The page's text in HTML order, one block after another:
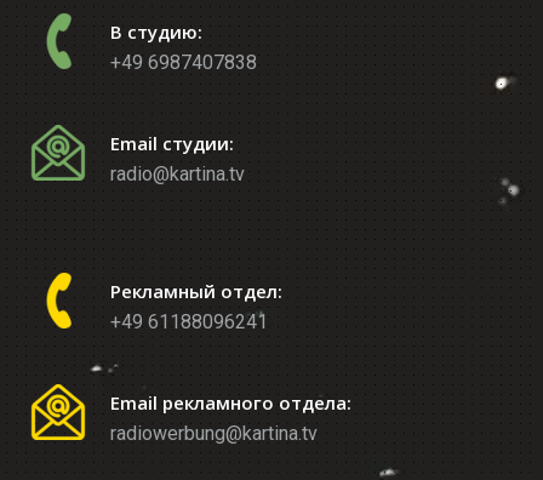
В студию:
+49 6987407838
Email студии:
radio@kartina.tv
Рекламный отдел:
+49 61188096241
Email рекламного отдела:
radiowerbung@kartina.tv